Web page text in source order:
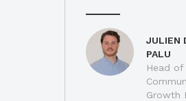
JULIEN
PALU
Head of
Growth